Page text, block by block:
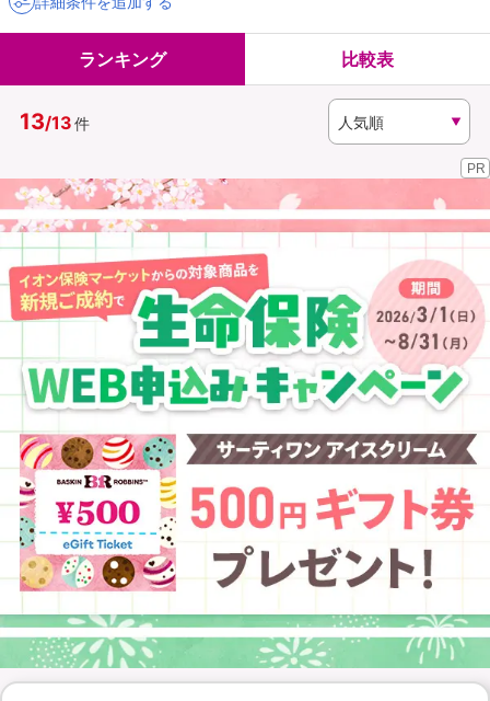
イオングループ従業員さま向け
資料請求
（無料）
訪問相談
イオンカード会員さま専用保険
ランキング 比較表
13/13件
PR